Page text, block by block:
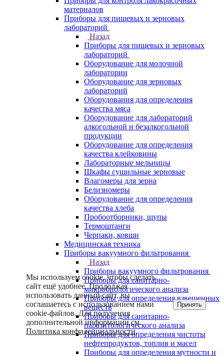
материалов
Приборы для пищевых и зерновых
лабораторий
Назад
Приборы для пищевых и зерновых
лабораторий
Оборудование для молочной
лаборатории
Оборудование для зерновых
лабораторий
Оборудования для определения
качества мяса
Оборудование для лабораторий
алкогольной и безалкогольной
продукции
Оборудование для определения
качества клейковины
Лабораторные мельницы
Шкафы сушильные зерновые
Влагомеры для зерна
Белизномеры
Оборудование для определения
качества хлеба
Пробоотборники, щупы
Термоштанги
Черпаки, ковши
Медицинская техника
Приборы вакуумного фильтрования
Назад
Приборы вакуумного фильтрования
Приборы для санитарно-
микробиологического анализа
Приборы для определения взвешенных
веществ
Приборы для санитарно-
паразитологического анализа
Приборы для определения чистоты
нефтепродуктов, топлив и масел
Приборы для определения мутности и
Мы используем cookie, чтобы сделать
сайт ещё удобнее. Продолжая
использовать данный сайт, вы
соглашаетесь с использованием нами
cookie-файлов. Для получения
дополнительной информации см.
Политика конфиденциальности.
Принять